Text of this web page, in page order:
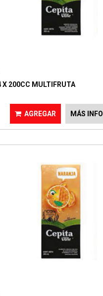
X 200CC MULTIFRUTA
AGREGAR MÁS INFO